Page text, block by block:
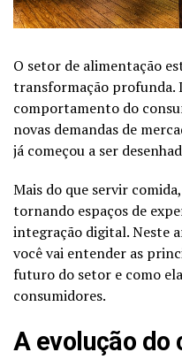
O setor de alimentação
transformação profunda.
comportamento do
novas demandas de
já começou a ser
Mais do que servir
tornando espaços de
integração digital. Neste
você vai entender as
futuro do setor e como
consumidores.
A evolução